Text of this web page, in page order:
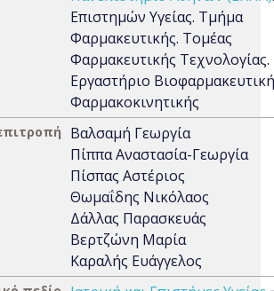
Επιστημών Υγείας. Τμήμα
Φαρμακευτικής. Τομέας
Φαρμακευτικής Τεχνολογίας.
Εργαστήριο
Φαρμακοκινητικής
Βαλσαμή Γεωργία
Πίππα Αναστασία-Γεωργία
Πίσπας Αστέριος
Θωμαΐδης Νικόλαος
Δάλλας Παρασκευάς
Βερτζώνη Μαρία
Καραλής Ευάγγελος